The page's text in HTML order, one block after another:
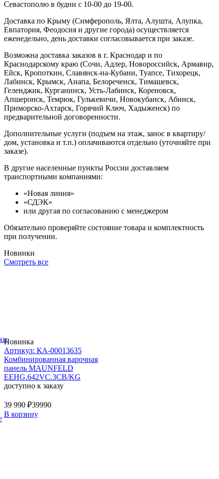
Севастополю в будни с 10-00 до 19-00.
Доставка по Крыму (Симферополь, Ялта, Алушта, Алупка,
Евпатория, Феодосия и другие города) осуществляется
еженедельно, день доставки согласовывается при заказе.
Возможна доставка заказов в г. Краснодар и по
Краснодарскому краю (Сочи, Адлер, Новороссийск, Армавир,
Ейск, Кропоткин, Славянск-на-Кубани, Туапсе, Тихорецк,
Лабинск, Крымск, Анапа, Белореченск, Тимашевск,
Геленджик, Курганинск, Усть-Лабинск, Кореновск,
Апшеронск, Темрюк, Гулькевичи, Новокубанск, Абинск,
Приморско-Ахтарск, Горячий Ключ, Хадыженск) по
предварительной договоренности.
Дополнительные услуги (подъем на этаж, занос в квартиру/
дом, установка и т.п.) оплачиваются отдельно (уточняйте при
заказе).
В другие населенные пункты России доставляем
транспортными компаниями:
«Новая линия»
«СДЭК»
или другая по согласованию с менеджером
Обязательно проверяйте состояние товара и комплектность
при получении.
Новинки
Смотреть все
Новинка
Артикул: КА-00013635
Комбинированная варочная
панель MAUNFELD
EEHG.642VC.3CB/KG
доступно к заказу
39 990 ₽39990
В корзину